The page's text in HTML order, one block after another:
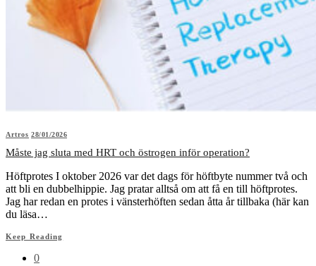
Artros 28/01/2026
Måste jag sluta med HRT och östrogen inför operation?
Höftprotes I oktober 2026 var det dags för höftbyte nummer två och
att bli en dubbelhippie. Jag pratar alltså om att få en till höftprotes.
Jag har redan en protes i vänsterhöften sedan åtta år tillbaka (här kan
du läsa…
Keep Reading
0